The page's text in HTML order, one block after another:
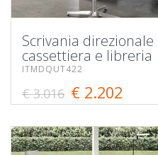
Scrivania
cassettiera e libreria
ITMDQUT422
€ 3.016 € 2.202